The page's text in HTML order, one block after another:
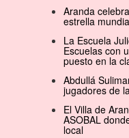
Aranda
estrella
La Escuela
Escuelas con
puesto en la
Abdullá
jugadores de
El Villa de
ASOBAL
local